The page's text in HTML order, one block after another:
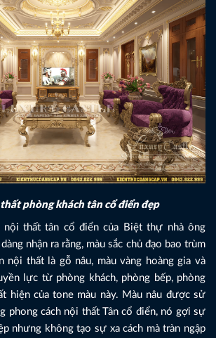
phòng khách tân cổ điển đẹp
nội thất tân cổ điển của Biệt thự nhà ông
nhận ra rằng, màu sắc chủ đạo bao trùm
nội thất là gỗ nâu, màu vàng hoàng gia và
lực từ phòng khách, phòng bếp, phòng
hiện của tone màu này. Màu nâu được sử
phong cách nội thất Tân cổ điển, nó gợi sự
nhưng không tạo sự xa cách mà tràn ngập